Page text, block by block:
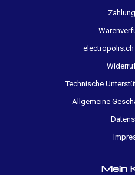
electropolis.ch
Technische
Allgemeine
Mein